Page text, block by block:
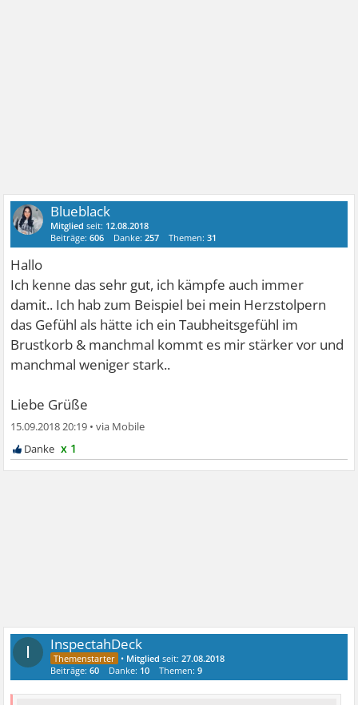
Blueblack
Mitglied seit: 12.08.2018
Beiträge:606 Danke:257 Themen:31
Hallo
Ich kenne das sehr gut, ich kämpfe auch immer
damit.. Ich hab zum Beispiel bei mein Herzstolpern
das Gefühl als hätte ich ein Taubheitsgefühl im
Brustkorb & manchmal kommt es mir stärker vor und
manchmal weniger stark..
Liebe Grüße
15.09.2018 20:19 •
x 1
I InspectahDeck
• Mitglied seit:27.08.2018
Beiträge:60 Danke: 10 Themen:9